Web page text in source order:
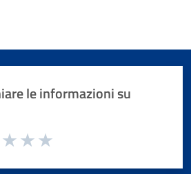
le informazioni su
pagina